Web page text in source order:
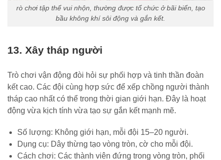
rò chơi tập thể vui nhộn, thường được tổ chức ở bãi biển, tạo
bầu không khí sôi động và gắn kết.
13. Xây tháp người
Trò chơi vận động đòi hỏi sự phối hợp và tinh thần đoàn
kết cao. Các đội cùng hợp sức để xếp chồng người thành
tháp cao nhất có thể trong thời gian giới hạn. Đây là hoạt
động vừa kịch tính vừa tạo sự gắn kết mạnh mẽ.
Số lượng: Không giới hạn, mỗi đội 15–20 người.
Dụng cụ: Dây thừng tạo vòng tròn, cờ cho mỗi đội.
Cách chơi: Các thành viên đứng trong vòng tròn, phối